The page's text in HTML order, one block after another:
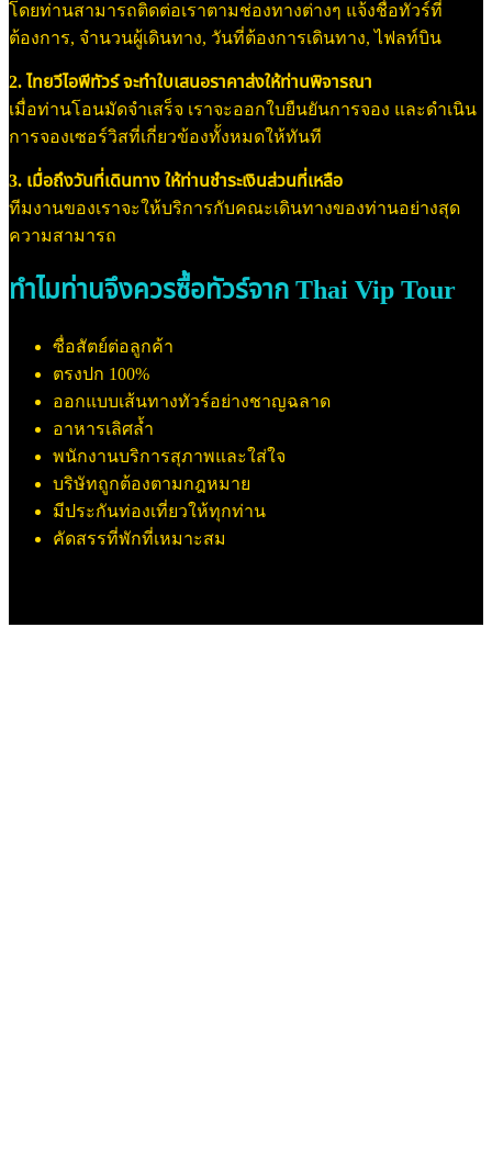
โดยท่านสามารถติดต่อเราตามช่องทางต่างๆ แจ้งชื่อทัวร์ที่
ต้องการ, จำนวนผู้เดินทาง, วันที่ต้องการเดินทาง, ไฟลท์บิน
2. ไทยวีไอพีทัวร์ จะทำใบเสนอราคาส่งให้ท่านพิจารณา
เมื่อท่านโอนมัดจำเสร็จ เราจะออกใบยืนยันการจอง และดำเนิน
การจองเซอร์วิสที่เกี่ยวข้องทั้งหมดให้ทันที
3. เมื่อถึงวันที่เดินทาง ให้ท่านชำระเงินส่วนที่เหลือ
ทีมงานของเราจะให้บริการกับคณะเดินทางของท่านอย่างสุด
ความสามารถ
ทำไมท่านจึงควรซื้อทัวร์จาก Thai Vip Tour
ซื่อสัตย์ต่อลูกค้า
ตรงปก 100%
ออกแบบเส้นทางทัวร์อย่างชาญฉลาด
อาหารเลิศล้ำ
พนักงานบริการสุภาพและใส่ใจ
บริษัทถูกต้องตามกฎหมาย
มีประกันท่องเที่ยวให้ทุกท่าน
คัดสรรที่พักที่เหมาะสม